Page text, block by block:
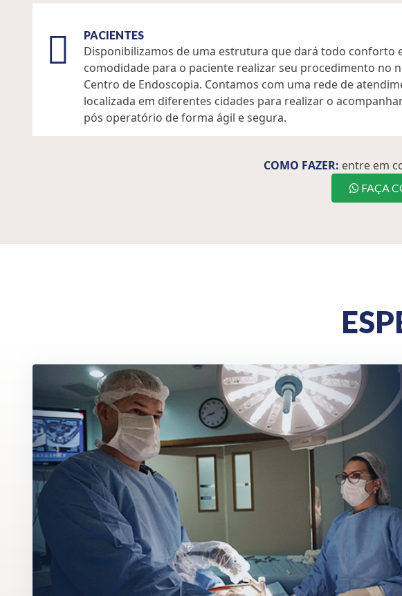
PACIENTES
Disponibilizamos de uma estrutura que dará todo conforto
comodidade para o paciente realizar seu procedimento no
Centro de Endoscopia. Contamos com uma rede de
localizada em diferentes cidades para realizar o
pós operatório de forma ágil e segura.
COMO FAZER: entre em
FAÇA